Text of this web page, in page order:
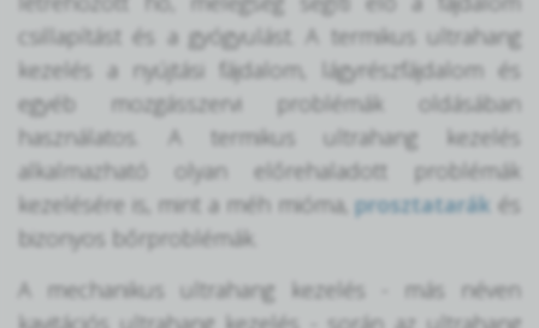
csillapítást és a gyógyulást. A termikus ultrahang
kezelés a nyújtási fájdalom, lágyrészfájdalom és
egyéb mozgásszervi problémák oldásában
használatos. A termikus ultrahang kezelés
alkalmazható olyan előrehaladott problémák
kezelésére is, mint a méh mióma,prosztatarák és
bizonyos bőrproblémák.
A mechanikus ultrahang kezelés - más néven